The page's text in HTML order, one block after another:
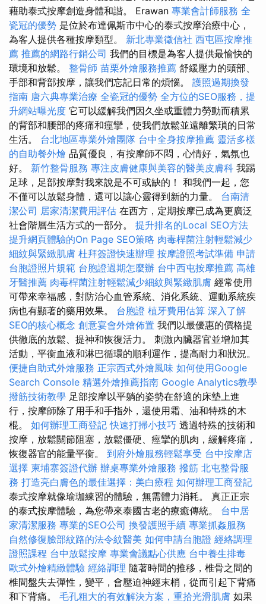
藉助泰式按摩創造身體和諧。 Erawan 專業會計師服務 全
瓷冠的優勢 是位於布達佩斯市中心的泰式按摩治療中心，
為客人提供各種按摩類型。 新北專業徵信社 西屯區按摩推
薦 推薦的網路行銷公司 我們的目標是為客人提供最愉快的
環境和放鬆。 整骨師 苗栗外燴服務推薦 舒緩壓力的頭部、
手部和背部按摩，讓我們忘記日常的煩惱。 護照過期換發
指南 唐六典專業治療 全瓷冠的優勢 全方位的SEO服務，提
升網站曝光度 它可以緩解我們因久坐或重體力勞動而積累
的背部和腰部的疼痛和痙攣，使我們放鬆並遠離繁瑣的日常
生活。 台北地區專業外燴團隊 台中全身按摩推薦 靈活多樣
的自助餐外燴 品質優良，有按摩師不悶，心情好，氣氛也
好。 新竹整骨服務 專注皮膚健康與美容的醫美皮膚科 我踢
足球，足部按摩對我來說是不可或缺的！ 和我們一起，您
不僅可以放鬆身體，還可以讓心靈得到新的力量。 台南清
潔公司 居家清潔費用評估 在西方，定期按摩已成為更廣泛
社會階層生活方式的一部分。 提升排名的Local SEO方法
提升網頁體驗的On Page SEO策略 肉毒桿菌注射輕鬆減少
細紋與緊緻肌膚 杜拜簽證快速辦理 按摩證照考試準備 申請
台胞證照片規範 台胞證過期怎麼辦 台中西屯按摩推薦 高雄
牙醫推薦 肉毒桿菌注射輕鬆減少細紋與緊緻肌膚 經常使用
可帶來幸福感，對防治心血管系統、消化系統、運動系統疾
病也有顯著的藥用效果。 台胞證 植牙費用估算 深入了解
SEO的核心概念 創意宴會外燴佈置 我們以最優惠的價格提
供徹底的放鬆、提神和恢復活力。 刺激內臟器官並增加其
活動，平衡血液和淋巴循環的順利運作，提高耐力和狀況。
便捷自助式外燴服務 正宗西式外燴風味 如何使用Google
Search Console 精選外燴推薦指南 Google Analytics教學
撥筋技術教學 足部按摩以平躺的姿勢在舒適的床墊上進
行，按摩師除了用手和手指外，還使用霜、油和特殊的木
棍。 如何辦理工商登記 快速打掃小技巧 透過特殊的技術和
按摩，放鬆關節阻塞，放鬆僵硬、痙攣的肌肉，緩解疼痛，
恢復器官的能量平衡。 到府外燴服務輕鬆享受 台中按摩店
選擇 柬埔寨簽證代辦 辦桌專業外燴服務 撥筋 北屯整骨服
務 打造亮白膚色的最佳選擇：美白療程 如何辦理工商登記
泰式按摩就像瑜珈練習的體驗，無需體力消耗。 真正正宗
的泰式按摩體驗，為您帶來泰國古老的療癒傳統。 台中居
家清潔服務 專業的SEO公司 換發護照手續 專業抓姦服務
自然修復臉部紋路的法令紋醫美 如何申請台胞證 經絡調理
證照課程 台中放鬆按摩 專業會議點心供應 台中養生排毒
歐式外燴精緻體驗 經絡調理 隨著時間的推移，椎骨之間的
椎間盤失去彈性，變平，會壓迫神經末梢，從而引起下背痛
和下背痛。 毛孔粗大的有效解決方案，重拾光滑肌膚 如果